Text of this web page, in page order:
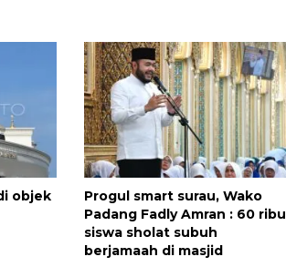
objek
Progul smart surau, Wako
Padang Fadly Amran : 60 ribu
siswa sholat subuh
berjamaah di masjid